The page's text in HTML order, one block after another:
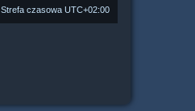
Strefa czasowa UTC+02:00